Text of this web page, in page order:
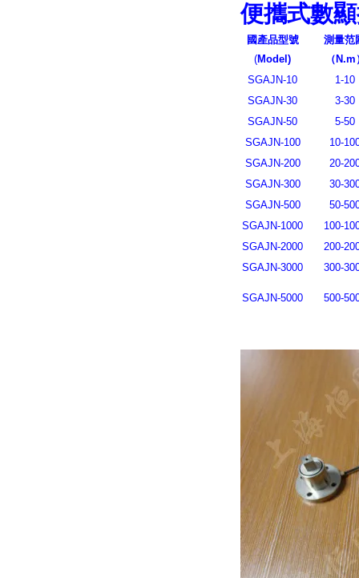
便攜式數
國產品型號
(Model)
測量范
（ N.m
SGAJN-10
1-10
SGAJN-30
3-30
SGAJN-50
5-50
SGAJN-100
10-
SGAJN-200
20-
SGAJN-300
30-
SGAJN-500
50-
SGAJN-1000
100-
SGAJN-2000
200-
SGAJN-3000
300-
SGAJN-5000 500-